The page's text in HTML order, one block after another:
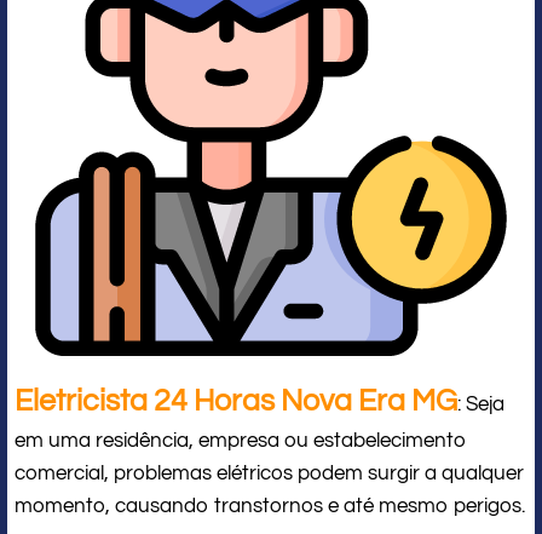
Eletricista 24 Horas Nova Era MG: Seja
em uma residência, empresa ou estabelecimento
comercial, problemas elétricos podem surgir a qualquer
momento, causando transtornos e até mesmo perigos.